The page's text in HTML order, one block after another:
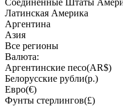
Соединённые Штаты
Латинская Америка
Аргентина
Азия
Все регионы
Валюта:
Аргентинские песо(AR$)
Белорусские рубли(р.)
Евро(€)
Фунты стерлингов(£)